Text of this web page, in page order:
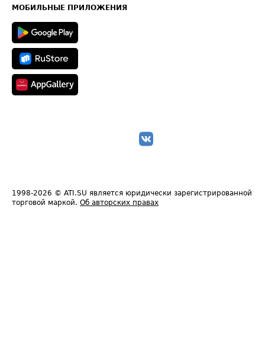
Техническая информация
МОБИЛЬНЫЕ ПРИЛОЖЕНИЯ
1998-2026 © ATI.SU является юридически зарегистрированной
торговой маркой. Об авторских правах